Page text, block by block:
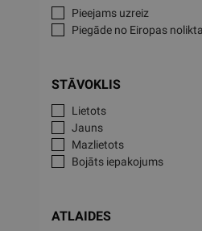
Pieejams uzreiz
Piegāde no Eiropas
STĀVOKLIS
Lietots
Jauns
Mazlietots
Bojāts iepakojums
ATLAIDES